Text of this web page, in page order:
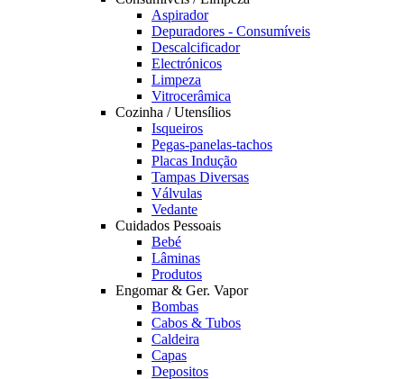
Aspirador
Depuradores - Consumíveis
Descalcificador
Electrónicos
Limpeza
Vitrocerâmica
Cozinha / Utensílios
Isqueiros
Pegas-panelas-tachos
Placas Indução
Tampas Diversas
Válvulas
Vedante
Cuidados Pessoais
Bebé
Lâminas
Produtos
Engomar & Ger. Vapor
Bombas
Cabos & Tubos
Caldeira
Capas
Depositos